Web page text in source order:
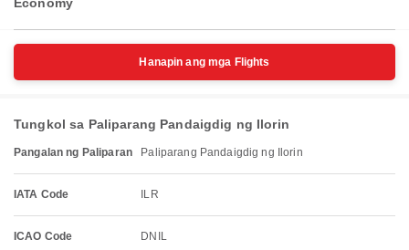
Hanapin ang mga Flights
Tungkol sa Paliparang Pandaigdig ng Ilorin
Pangalan ng Paliparan Paliparang Pandaigdig ng Ilorin
IATA Code ILR
ICAO Code DNIL